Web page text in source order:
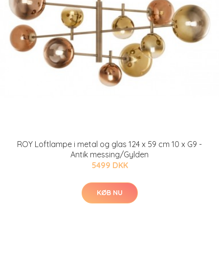
ROY Loftlampe i metal og glas 124 x 59 cm 10 x G9 -
Antik messing/Gylden
5499 DKK
KØB NU